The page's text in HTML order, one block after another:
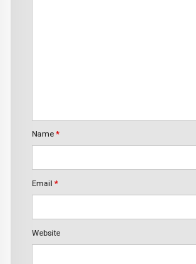
Name *
Email *
Website